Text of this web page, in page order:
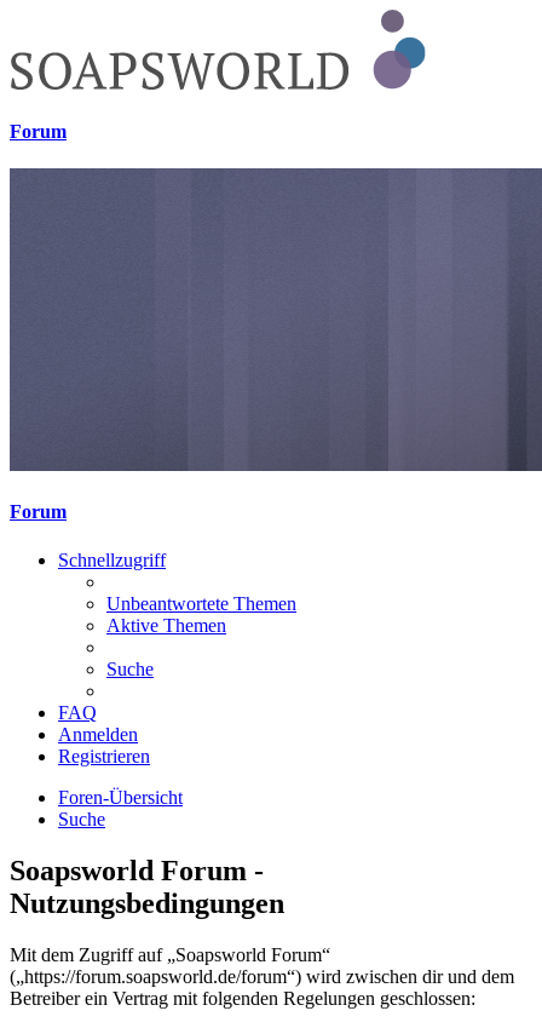
Forum
Forum
Schnellzugriff
Unbeantwortete Themen
Aktive Themen
Suche
FAQ
Anmelden
Registrieren
Foren-Übersicht
Suche
Soapsworld Forum -
Nutzungsbedingungen
Mit dem Zugriff auf „Soapsworld Forum“
(„https://forum.soapsworld.de/forum“) wird zwischen dir und dem
Betreiber ein Vertrag mit folgenden Regelungen geschlossen: